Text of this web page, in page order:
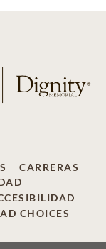
CARRERAS
CHOICES